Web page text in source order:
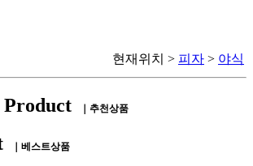
현재위치 > 피자 > 야식
Product ｜추천상품
｜베스트상품